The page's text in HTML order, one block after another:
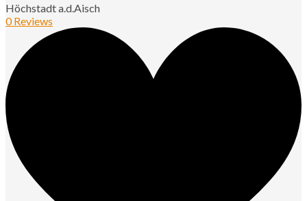
Höchstadt a.d.Aisch
0 Reviews